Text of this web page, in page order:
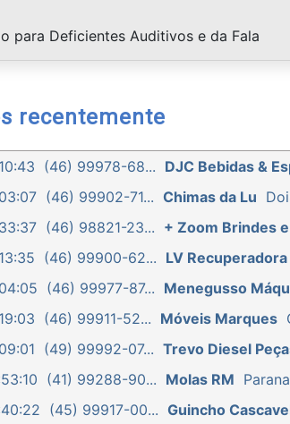
para Deficientes Auditivos e da Fala
recentemente
(46) 99978-68... DJC Bebidas &
(46) 99902-71... Chimas da Lu
(46) 98821-23... + Zoom Brindes
(46) 99900-62... LV Recuperadora
(46) 99977-87... Menegusso
(46) 99911-52... Móveis Marques
(49) 99992-07... Trevo Diesel
(41) 99288-90... Molas RM
(45) 99917-00... Guincho